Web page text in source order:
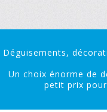
Déguisements,
Un choix énorme de
petit prix